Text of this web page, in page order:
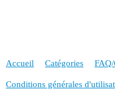
Accueil Catégories FAQ/
Conditions générales